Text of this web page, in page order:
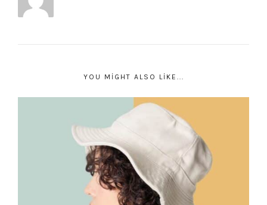
YOU MIGHT ALSO LIKE...